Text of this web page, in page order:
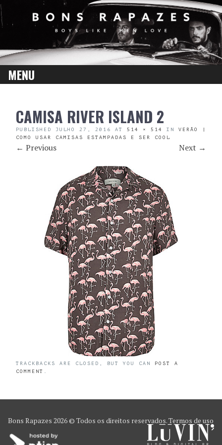
MENU
CONTENTCAMISA RIVER ISLAND 2
PUBLISHED JULHO 27, 2016 AT 514 × 514 IN VERÃO |
COMO USAR CAMISAS ESTAMPADAS E SER COOL
← Previous Next →
TRACKBACKS ARE CLOSED, BUT YOU CAN POST A
COMMENT
Bons Rapazes 2026 © Todos os direitos reservados.Termos de uso